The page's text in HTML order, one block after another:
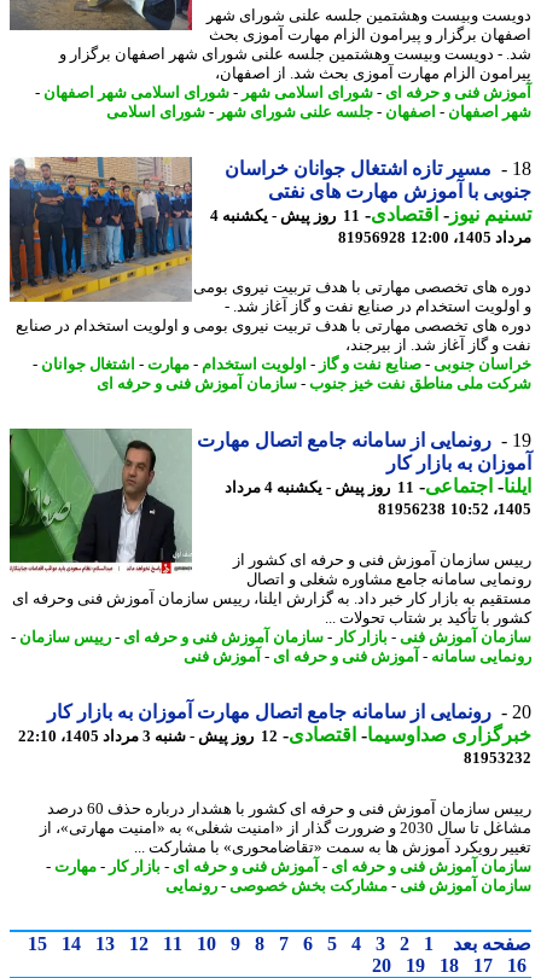
وبیست وهشتمین جلسه علنی شورای شهر
برگزار و پیرامون الزام مهارت آموزی بحث
- دویست وبیست وهشتمین جلسه علنی شورای شهر اصفهان برگزار و
الزام مهارت آموزی بحث شد. از اصفهان،
فنی و حرفه ای- شورای اسلامی شهر -شورای اسلامی شهر اصفهان-
اصفهان-اصفهان-جلسه علنی شورای شهر -شورای اسلامی
مسیر تازه اشتغال جوانان خراسان
با آموزش مهارت های نفتی
نیوز-اقتصادی-
11 روز پیش - یکشنبه 4
12:00
81956928
های تخصصی مهارتی با هدف تربیت نیروی بومی
استخدام در صنایع نفت و گاز آغاز شد. -
های تخصصی مهارتی با هدف تربیت نیروی بومی و اولویت استخدام در صنایع
و گاز آغاز شد. از بیرجند،
جنوبی-صنایع نفت و گاز-اولویت استخدام-مهارت- اشتغال جوانان-
ملی مناطق نفت خیز جنوب-سازمان آموزش فنی و حرفه ای
رونمایی از سامانه جامع اتصال مهارت
به بازار کار
-اجتماعی-
11 روز پیش - یکشنبه 4 مرداد
81956238
سازمان آموزش فنی و حرفه ای کشور از
سامانه جامع مشاوره شغلی و اتصال
به بازار کار خبر داد. به گزارش ایلنا، رییس سازمان آموزش فنی وحرفه ای
با تأکید بر شتاب تحولات ...
آموزش فنی -بازار کار-سازمان آموزش فنی و حرفه ای- رییس سازمان -
سامانه-آموزش فنی و حرفه ای- آموزش فنی
رونمایی از سامانه جامع اتصال مهارت آموزان به بازار کار
صداوسیما-اقتصادی-12 روز پیش - شنبه 3 مرداد 1405، 22:10
رییس سازمان آموزش فنی و حرفه ای کشور با هشدار درباره حذف 60 درصد
مشاغل تا سال 2030 و ضرورت گذار از «امنیت شغلی» به «امنیت مهارتی»، از
رویکرد آموزش ها به سمت «تقاضامحوری» با مشارکت ...
آموزش فنی و حرفه ای- آموزش فنی و حرفه ای- بازار کار-مهارت-
آموزش فنی -مشارکت بخش خصوصی-رونمایی
بعد 1
2
3
4
5
6
7
8
9
10
11
12
13
14
15
17
18
19
20